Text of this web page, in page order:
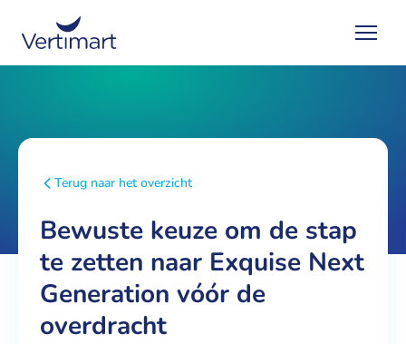
Terug naar het overzicht
Bewuste keuze om de stap
te zetten naar Exquise Next
Generation vóór de
overdracht